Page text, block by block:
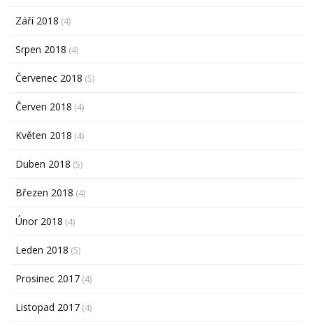
Září 2018 (4)
Srpen 2018 (4)
Červenec 2018 (5)
Červen 2018 (4)
Květen 2018 (4)
Duben 2018 (5)
Březen 2018 (4)
Únor 2018 (4)
Leden 2018 (5)
Prosinec 2017 (4)
Listopad 2017 (4)